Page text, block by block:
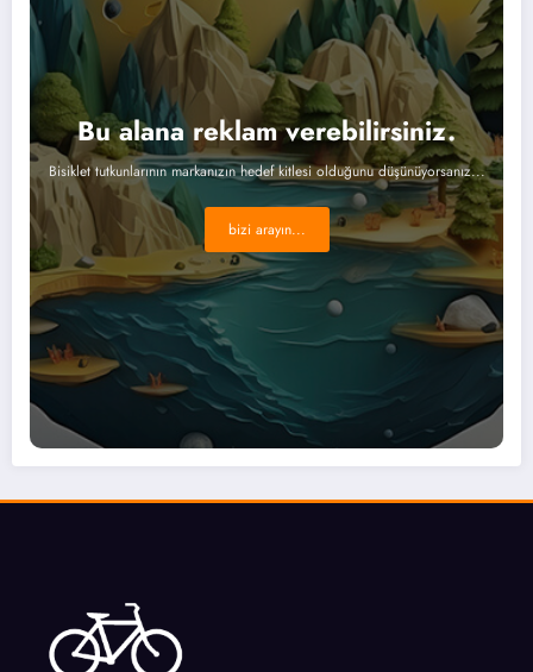
Bu alana reklam verebilirsiniz.
Bisiklet tutkunlarının markanızın hedef kitlesi olduğunu düşünüyorsanız...
bizi arayın...